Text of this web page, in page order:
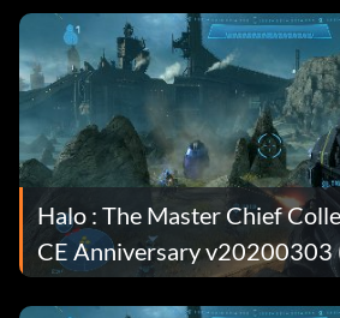
Halo : The Master Chief
CE Anniversary v20200303